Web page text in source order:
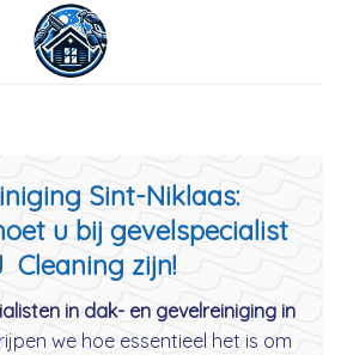
Sint-Niklaas:
u bij gevelspecialist
Cleaning zijn!
in dak- en gevelreiniging in
we hoe essentieel het is om